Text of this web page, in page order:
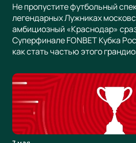
Не пропустите футбольный
легендарных Лужниках
амбициозный «Краснодар»
Суперфинале FONBET Кубка
как стать частью этого